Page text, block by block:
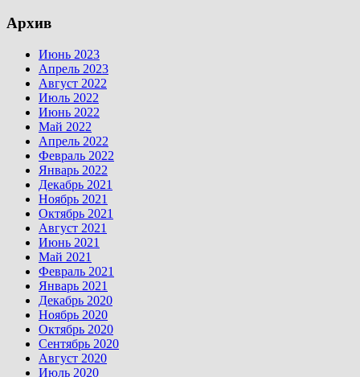
Архив
Июнь 2023
Апрель 2023
Август 2022
Июль 2022
Июнь 2022
Май 2022
Апрель 2022
Февраль 2022
Январь 2022
Декабрь 2021
Ноябрь 2021
Октябрь 2021
Август 2021
Июнь 2021
Май 2021
Февраль 2021
Январь 2021
Декабрь 2020
Ноябрь 2020
Октябрь 2020
Сентябрь 2020
Август 2020
Июль 2020